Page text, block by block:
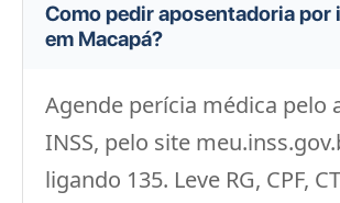
Como pedir aposentadoria por
em Macapá?
Agende perícia médica pelo
INSS, pelo site
ligando 135. Leve RG, CPF,